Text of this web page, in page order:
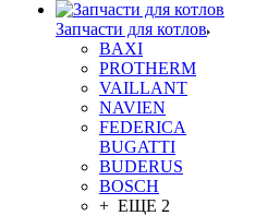
Запчасти для котлов
BAXI
PROTHERM
VAILLANT
NAVIEN
FEDERICA
BUGATTI
BUDERUS
BOSCH
+ ЕЩЕ 2